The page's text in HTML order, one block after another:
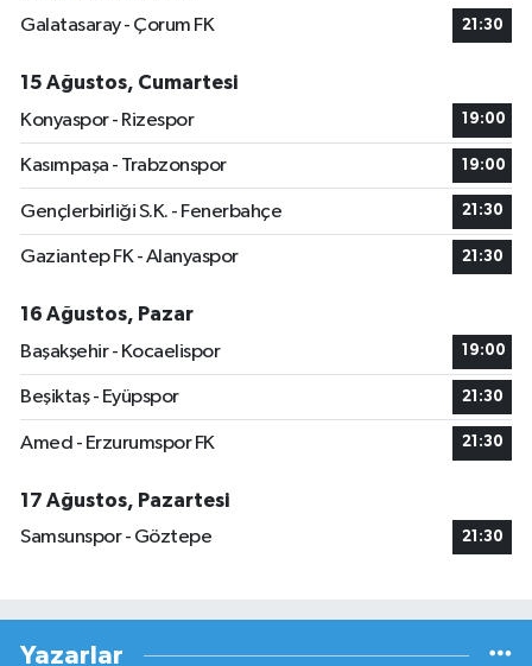
Galatasaray - Çorum FK
21:30
15 Ağustos, Cumartesi
Konyaspor - Rizespor
19:00
Kasımpaşa - Trabzonspor 19:00
Gençlerbirliği S.K. - Fenerbahçe 21:30
Gaziantep FK - Alanyaspor 21:30
16 Ağustos, Pazar
Başakşehir - Kocaelispor
19:00
Beşiktaş - Eyüpspor 21:30
Amed - Erzurumspor FK 21:30
17 Ağustos, Pazartesi
Samsunspor - Göztepe
21:30
Yazarlar